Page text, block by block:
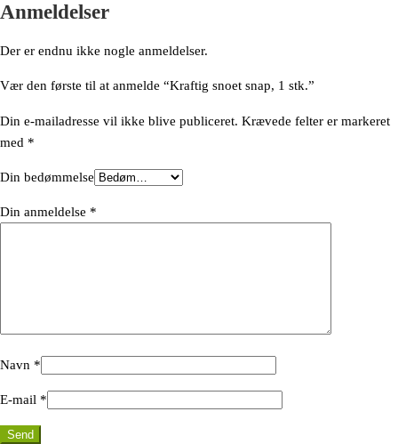
Anmeldelser
Der er endnu ikke nogle anmeldelser.
Vær den første til at anmelde “Kraftig snoet snap, 1 stk.”
Din e-mailadresse vil ikke blive publiceret. Krævede felter er markeret
med *
Din bedømmelse
Din anmeldelse *
Navn *
E-mail *